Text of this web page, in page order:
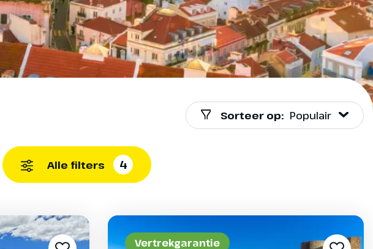
Sorteer op: Populair
Alle filters 4
Vertrekgarantie